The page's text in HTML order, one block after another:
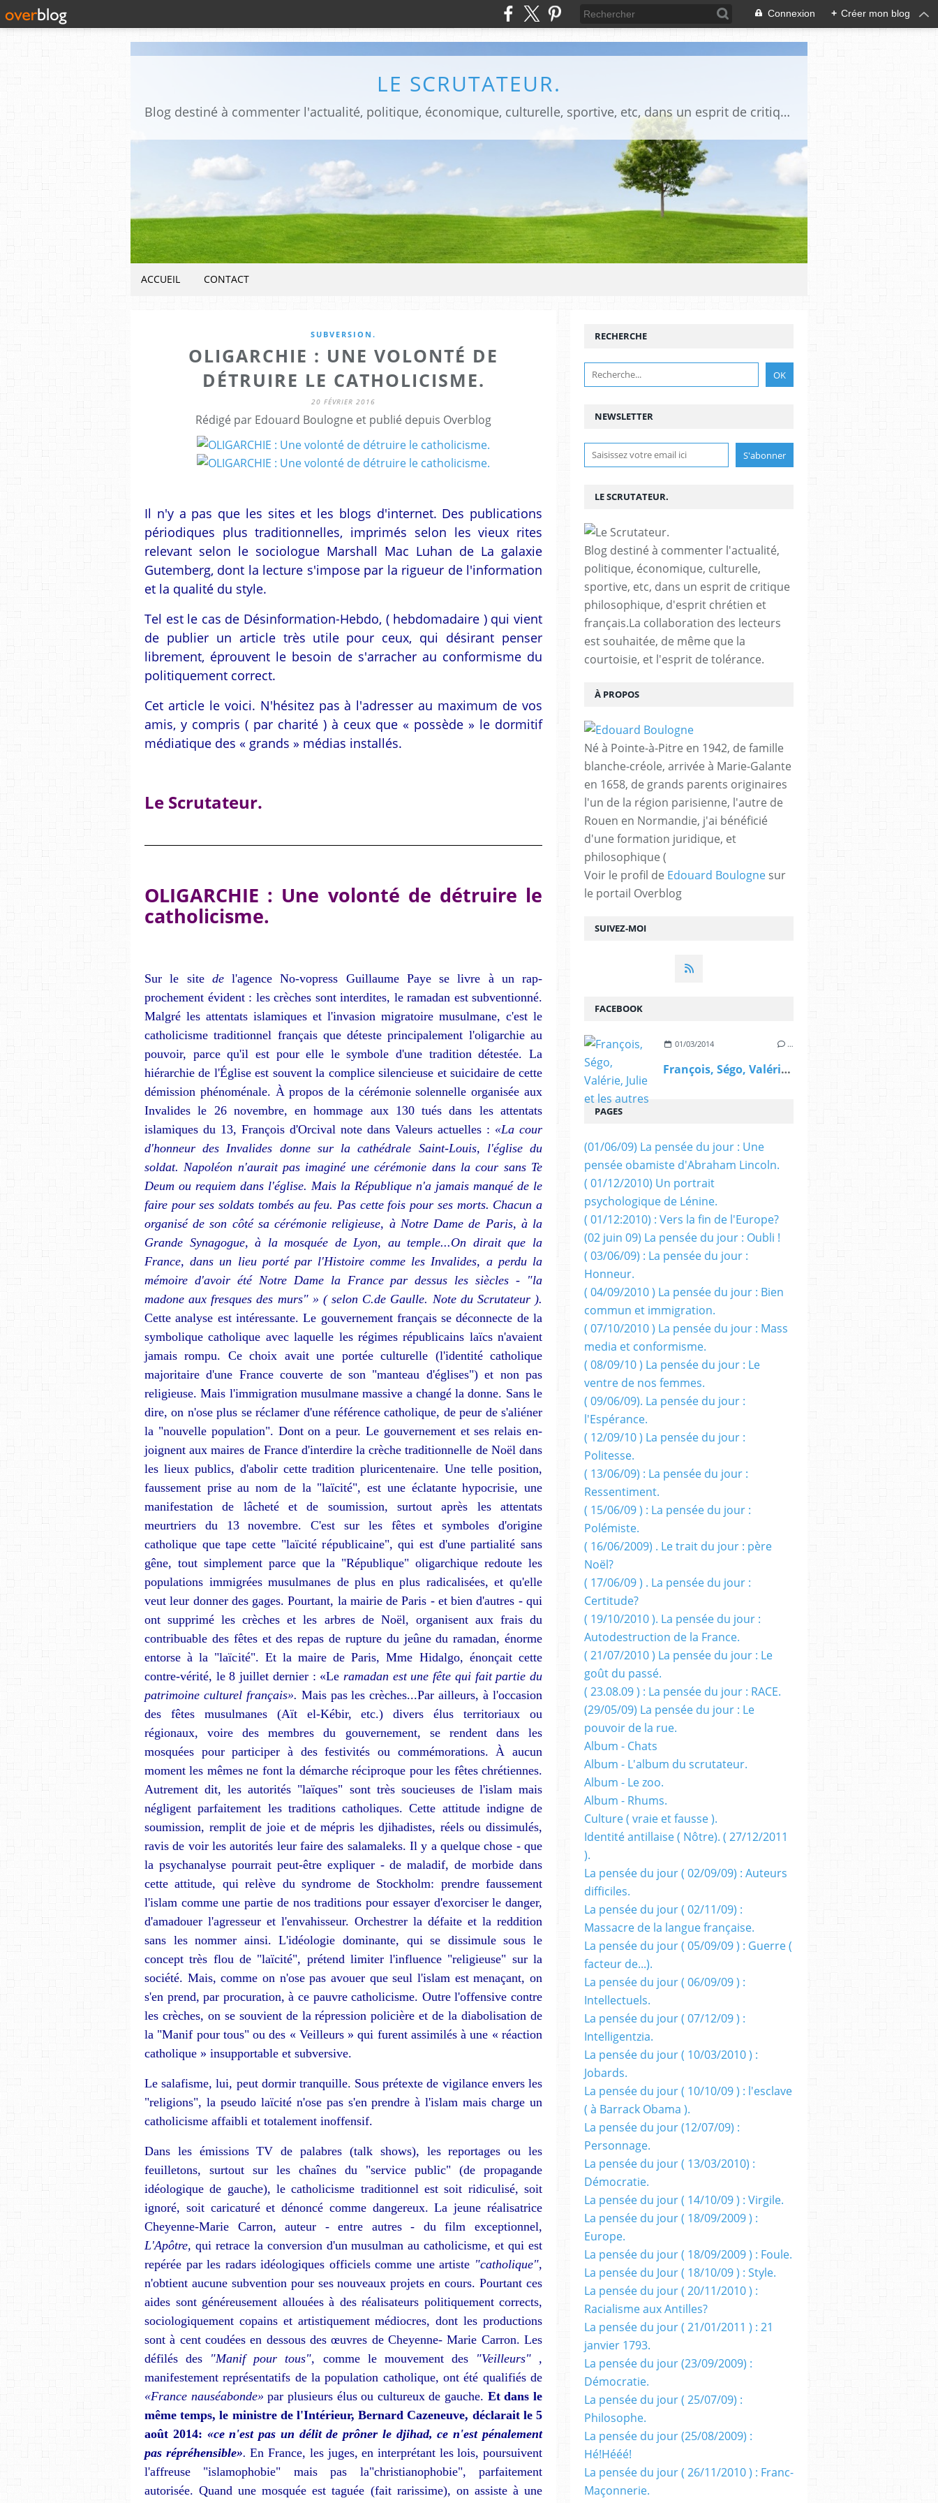
Connexion + Créer mon blog
LE SCRUTATEUR.
Blog destiné à commenter l'actualité, politique, économique, culturelle, sportive, etc, dans un esprit de critique philosophique, d'esprit chrétien et français.La collaboration des lecteurs est souhaitée, de même que la courtoisie, et l'esprit de tolérance.
ACCUEIL CONTACT
SUBVERSION.
OLIGARCHIE : UNE VOLONTÉ DE
DÉTRUIRE LE CATHOLICISME.
20 FÉVRIER 2016
Rédigé par Edouard Boulogne et publié depuis Overblog
Il n'y a pas que les sites et les blogs d'internet. Des publications
périodiques plus traditionnelles, imprimés selon les vieux rites
relevant selon le sociologue Marshall Mac Luhan de La galaxie
Gutemberg, dont la lecture s'impose par la rigueur de l'information
et la qualité du style.
Tel est le cas de Désinformation-Hebdo, ( hebdomadaire ) qui vient
de publier un article très utile pour ceux, qui désirant penser
librement, éprouvent le besoin de s'arracher au conformisme du
politiquement correct.
Cet article le voici. N'hésitez pas à l'adresser au maximum de vos
amis, y compris ( par charité ) à ceux que « possède » le dormitif
médiatique des « grands » médias installés.
Le Scrutateur.
OLIGARCHIE : Une volonté de détruire le
catholicisme.
Sur le site de l'agence No-vopress Guillaume Paye se livre à un rap­
prochement évident : les crèches sont interdites, le ramadan est sub­ventionné.
Malgré les attentats isla­miques et l'invasion migratoire mu­sulmane, c'est le
catholicisme tra­ditionnel français que déteste prin­cipalement l'oligarchie au
pouvoir, parce qu'il est pour elle le symbole d'une tradition détestée. La
hiérar­chie de l'Église est souvent la com­plice silencieuse et suicidaire de cette
démission phénoménale. À propos de la cérémonie solen­nelle organisée aux
Invalides le 26 novembre, en hommage aux 130 tués dans les attentats
islamiques du 13, François d'Orcival note dans Valeurs actuelles : «La cour
d'hon­neur des Invalides donne sur la cathé­drale Saint-Louis, l'église du
soldat. Napoléon n'aurait pas imaginé une cérémonie dans la cour sans Te
Deum ou requiem dans l'église. Mais la Ré­publique n'a jamais manqué de le
faire pour ses soldats tombés au feu. Pas cette fois pour ses morts. Chacun a
or­ganisé de son côté sa cérémonie reli­gieuse, à Notre Dame de Paris, à la
Grande Synagogue, à la mosquée de Lyon, au temple...On dirait que la
France, dans un lieu porté par l'His­toire comme les Invalides, a perdu la
mémoire d'avoir été Notre Dame la France par dessus les siècles - "la
madone aux fresques des murs" » ( selon C.de Gaulle. Note du Scrutateur ).
Cette analyse est intéressante. Le gouvernement français se décon­necte de la
symbolique catholique avec laquelle les régimes républi­cains laïcs n'avaient
jamais rompu. Ce choix avait une portée culturelle (l'identité catholique
majoritaire d'une France couverte de son "manteau d'églises") et non pas
religieuse. Mais l'immigration musulmane massive a changé la donne. Sans le
dire, on n'ose plus se réclamer d'une référence catho­lique, de peur de s'aliéner
la "nou­velle population". Dont on a peur. Le gouvernement et ses relais en­
joignent aux maires de France d'in­terdire la crèche traditionnelle de Noël dans
les lieux publics, d'abolir cette tradition pluricentenaire. Une telle position,
fausse­ment prise au nom de la "laïcité", est une éclatante hypocrisie, une
manifestation de lâcheté et de soumission, surtout après les at­tentats
meurtriers du 13 novembre. C'est sur les fêtes et symboles d'o­rigine
catholique que tape cette "laïcité républicaine", qui est d'une partialité sans
gêne, tout sim­plement parce que la "République" oligarchique redoute les
popula­tions immigrées musulmanes de plus en plus radicalisées, et qu'elle
veut leur donner des gages. Pourtant, la mairie de Paris - et bien d'autres - qui
ont supprimé les crèches et les arbres de Noël, organisent aux frais du
contribuable des fêtes et des repas de rupture du jeûne du ramadan, énorme
en­torse à la "laïcité". Et la maire de Paris, Mme Hidalgo, énonçait cette
contre-vérité, le 8 juillet dernier : «Le ramadan est une fête qui fait partie du
patrimoine culturel français». Mais pas les crèches...Par ailleurs, à l'occasion
des fêtes musulmanes (Aït el-Kébir, etc.) divers élus ter­ritoriaux ou
régionaux, voire des membres du gouvernement, se ren­dent dans les
mosquées pour parti­ciper à des festivités ou commé­morations. À aucun
moment les mêmes ne font la démarche réci­proque pour les fêtes chrétiennes.
Autrement dit, les autorités "laï­ques" sont très soucieuses de l'is­lam mais
négligent parfaitement les traditions catholiques. Cette attitude indigne de
soumis­sion, remplit de joie et de mépris les djihadistes, réels ou dissimulés,
ravis de voir les autorités leur faire des salamaleks. Il y a quelque chose - que
la psychanalyse pourrait peut-être expliquer - de maladif, de morbide dans
cette attitude, qui relève du syndrome de Stockholm: prendre faussement
l'islam comme une partie de nos traditions pour essayer d'exorciser le danger,
d'a­madouer l'agresseur et l'envahis­seur. Orchestrer la défaite et la red­dition
sans les nommer ainsi. L'idéologie dominante, qui se dis­simule sous le
concept très flou de "laïcité", prétend limiter l'influence "religieuse" sur la
société. Mais, comme on n'ose pas avouer que seul l'islam est menaçant, on
s'en prend, par procuration, à ce pauvre catholicisme. Outre l'offensive con­tre
les crèches, on se souvient de la répression policière et de la dia­bolisation de
la "Manif pour tous" ou des « Veilleurs » qui furent assimilés à une « réaction
catholique » insupportable et subversive.
Le salafisme, lui, peut dormir tran­quille. Sous prétexte de vigilance envers les
"religions", la pseudo laïcité n'ose pas s'en prendre à l'is­lam mais charge un
catholicisme af­faibli et totalement inoffensif.
Dans les émissions TV de palabres (talk shows), les reportages ou les
feuilletons, surtout sur les chaînes du "service public" (de propagande
idéologique de gauche), le catho­licisme traditionnel est soit ridicu­lisé, soit
ignoré, soit caricaturé et dénoncé comme dangereux. La jeune réalisatrice
Cheyenne-Marie Carron, auteur - entre autres - du film exceptionnel,
L'Apôtre, qui re­trace la conversion d'un musulman au catholicisme, et qui est
repérée par les radars idéologiques officiels comme une artiste "catholique",
n'obtient aucune subvention pour ses nouveaux projets en cours. Pourtant ces
aides sont généreuse­ment allouées à des réalisateurs politiquement corrects,
sociologiquement copains et artistiquement médiocres, dont les productions
sont à cent coudées en dessous des œuvres de Cheyenne- Marie Carron. Les
défilés des "Manif pour tous", comme le mouvement des
"Veil­leurs" ,
manifestement représenta­tifs de la population catholique, ont été qualifiés de
«France nauséabon­de»par plusieurs élus ou cultureux de gauche. Et dans le
même temps, le ministre de l'Intérieur, Bernard Cazeneuve, déclarait le 5
août 2014: «ce n'est pas un délit de prôner le djihad, ce n'est pénalement
pas répréhensible».En France, les juges, en interprétant les lois, poursuivent
l'affreuse "islamophobie" mais pas la"christianophobie", parfaitement
autorisée. Quand une mosquée est taguée (fait rarissime), on assiste à une
NEWSLETTER
SUIVEZ-MOI
RECHERCHE
LE SCRUTATEUR.
Blog destiné à commenter l'actualité,
politique, économique, culturelle,
sportive, etc, dans un esprit de critique
philosophique, d'esprit chrétien et
français.La collaboration des lecteurs
est souhaitée, de même que la
courtoisie, et l'esprit de tolérance.
À PROPOS
Né à Pointe-à-Pitre en 1942, de famille
blanche-créole, arrivée à Marie-Galante
en 1658, de grands parents originaires
l'un de la région parisienne, l'autre de
Rouen en Normandie, j'ai bénéficié
d'une formation juridique, et
philosophique (
Voir le profil de Edouard Boulogne sur
le portail Overblog
FACEBOOK
01/03/2014 …
François, Ségo, Valérie, Julie et les autres
PAGES
(01/06/09) La pensée du jour : Une
pensée obamiste d'Abraham Lincoln.
( 01/12/2010) Un portrait
psychologique de Lénine.
( 01/12:2010) : Vers la fin de l'Europe?
(02 juin 09) La pensée du jour : Oubli !
( 03/06/09) : La pensée du jour :
Honneur.
( 04/09/2010 ) La pensée du jour : Bien
commun et immigration.
( 07/10/2010 ) La pensée du jour : Mass
media et conformisme.
( 08/09/10 ) La pensée du jour : Le
ventre de nos femmes.
( 09/06/09). La pensée du jour :
l'Espérance.
( 12/09/10 ) La pensée du jour :
Politesse.
( 13/06/09) : La pensée du jour :
Ressentiment.
( 15/06/09 ) : La pensée du jour :
Polémiste.
( 16/06/2009) . Le trait du jour : père
Noël?
( 17/06/09 ) . La pensée du jour :
Certitude?
( 19/10/2010 ). La pensée du jour :
Autodestruction de la France.
( 21/07/2010 ) La pensée du jour : Le
goût du passé.
( 23.08.09 ) : La pensée du jour : RACE.
(29/05/09) La pensée du jour : Le
pouvoir de la rue.
Album - Chats
Album - L'album du scrutateur.
Album - Le zoo.
Album - Rhums.
Culture ( vraie et fausse ).
Identité antillaise ( Nôtre). ( 27/12/2011
).
La pensée du jour ( 02/09/09) : Auteurs
difficiles.
La pensée du jour ( 02/11/09) :
Massacre de la langue française.
La pensée du jour ( 05/09/09 ) : Guerre (
facteur de...).
La pensée du jour ( 06/09/09 ) :
Intellectuels.
La pensée du jour ( 07/12/09 ) :
Intelligentzia.
La pensée du jour ( 10/03/2010 ) :
Jobards.
La pensée du jour ( 10/10/09 ) : l'esclave
( à Barrack Obama ).
La pensée du jour (12/07/09) :
Personnage.
La pensée du jour ( 13/03/2010) :
Démocratie.
La pensée du jour ( 14/10/09 ) : Virgile.
La pensée du jour ( 18/09/2009 ) :
Europe.
La pensée du jour ( 18/09/2009 ) : Foule.
La pensée du Jour ( 18/10/09 ) : Style.
La pensée du jour ( 20/11/2010 ) :
Racialisme aux Antilles?
La pensée du jour ( 21/01/2011 ) : 21
janvier 1793.
La pensée du jour (23/09/2009) :
Démocratie.
La pensée du jour ( 25/07/09) :
Philosophe.
La pensée du jour (25/08/2009) :
Hé!Hééé!
La pensée du jour ( 26/11/2010 ) : Franc-
Maçonnerie.